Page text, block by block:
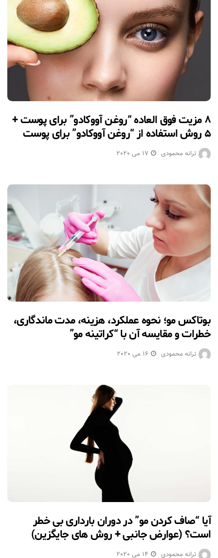
۸ مزیت فوق العاده “روغن آووکادو” برای پوست +
۵ روش استفاده از “روغن آووکادو” برای پوست
ترانه محمودی 17 می 2020
بوتاکس مو؛ نحوه عملکرد، هزینه، مدت ماندگاری،
خطرات و مقایسه آن با “کراتینه مو”
ترانه محمودی 16 می 2020
آیا “صاف کردن مو” در دوران بارداری بی خطر
است؟ (عوارض جانبی + روش های جایگزین)
ترانه محمودی 14 می 2020